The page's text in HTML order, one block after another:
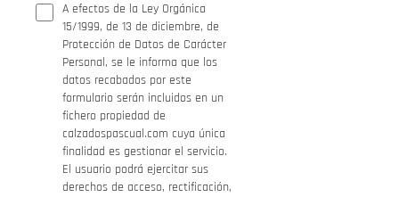
A efectos de la Ley Orgánica
15/1999, de 13 de diciembre, de
Protección de Datos de Carácter
Personal, se le informa que los
datos recabados por este
formulario serán incluidos en un
fichero propiedad de
calzadospascual.com cuya única
finalidad es gestionar el servicio.
El usuario podrá ejercitar sus
derechos de acceso, rectificación,